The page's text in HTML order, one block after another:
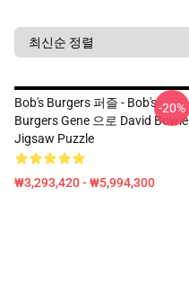
Bob's Burgers 퍼즐 - Bob's
Burgers Gene 으로 David Bowie
Jigsaw Puzzle
₩3,293,420 - ₩5,994,300
-20%